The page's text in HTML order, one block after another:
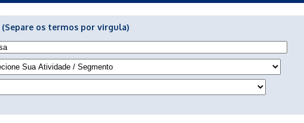
(Separe os termos por virgula)